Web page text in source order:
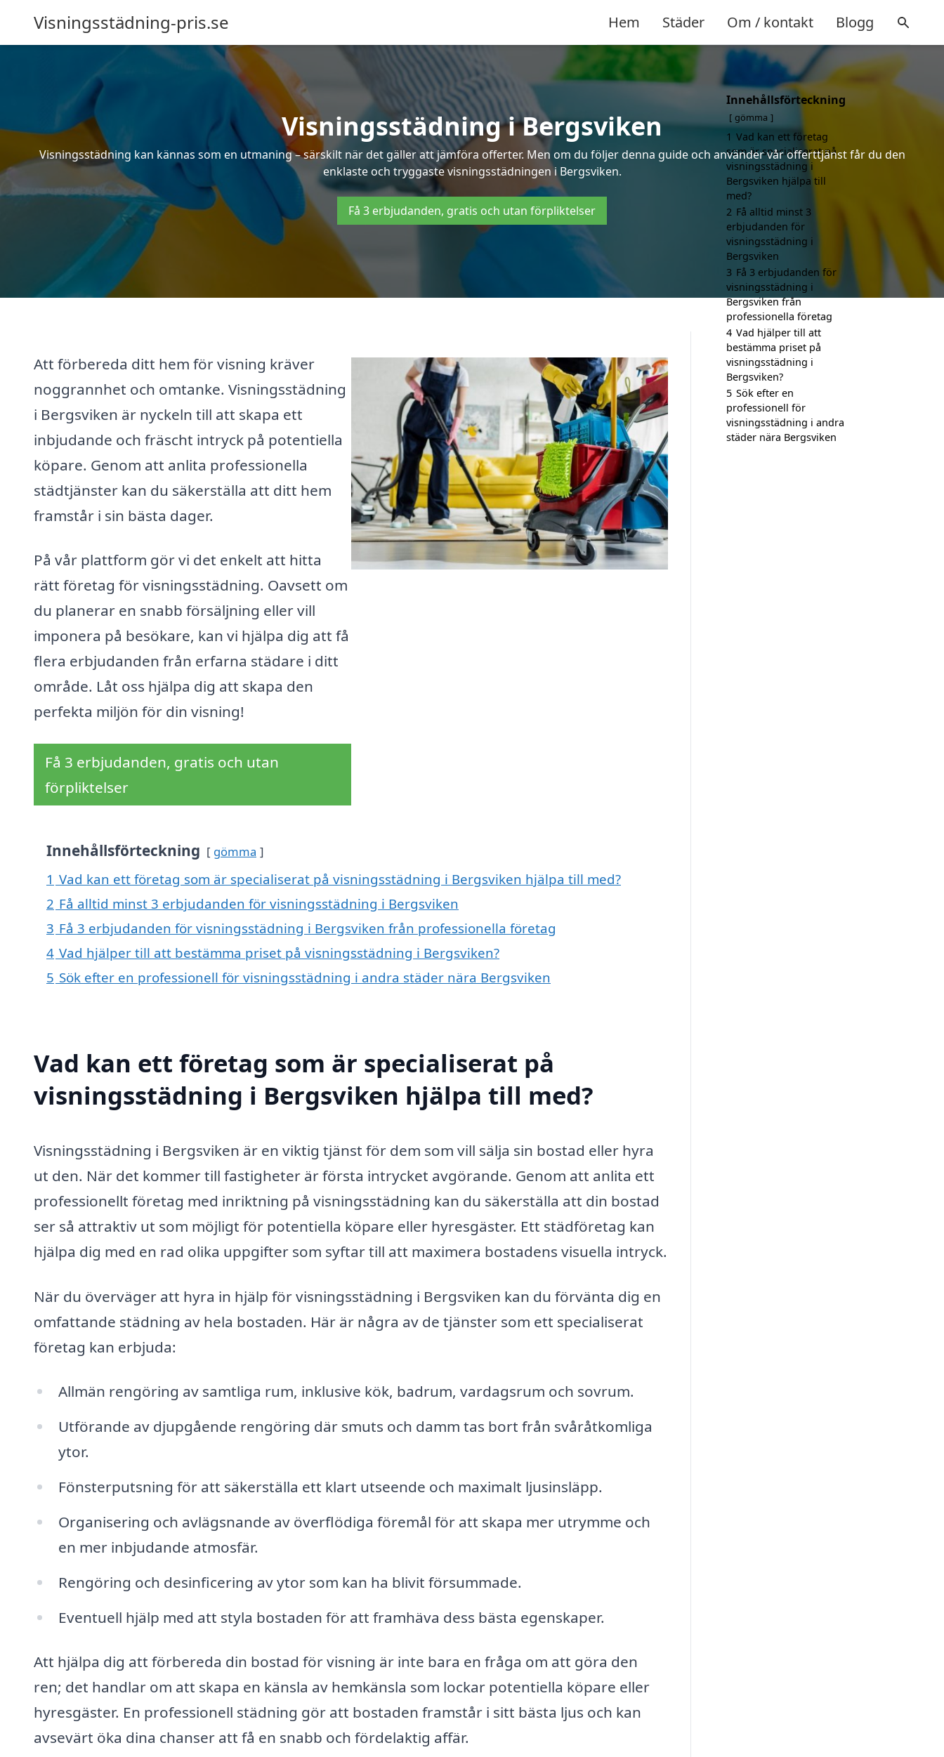
Visningsstädning-pris.se Hem Städer Om / kontakt Blogg
Visningsstädning i Bergsviken
Visningsstädning kan kännas som en utmaning – särskilt när det gäller att jämföra offerter. Men om du följer denna guide och använder vår offerttjänst får du den
enklaste och tryggaste visningsstädningen i Bergsviken.
Få 3 erbjudanden, gratis och utan förpliktelser
Att förbereda ditt hem för visning kräver
noggrannhet och omtanke. Visningsstädning
i Bergsviken är nyckeln till att skapa ett
inbjudande och fräscht intryck på potentiella
köpare. Genom att anlita professionella
städtjänster kan du säkerställa att ditt hem
framstår i sin bästa dager.
På vår plattform gör vi det enkelt att hitta
rätt företag för visningsstädning. Oavsett om
du planerar en snabb försäljning eller vill
imponera på besökare, kan vi hjälpa dig att få
flera erbjudanden från erfarna städare i ditt
område. Låt oss hjälpa dig att skapa den
perfekta miljön för din visning!
Få 3 erbjudanden, gratis och utan
förpliktelser
Innehållsförteckning gömma
1 Vad kan ett företag som är specialiserat på visningsstädning i Bergsviken hjälpa till med?
2 Få alltid minst 3 erbjudanden för visningsstädning i Bergsviken
3 Få 3 erbjudanden för visningsstädning i Bergsviken från professionella företag
4 Vad hjälper till att bestämma priset på visningsstädning i Bergsviken?
5 Sök efter en professionell för visningsstädning i andra städer nära Bergsviken
Vad kan ett företag som är specialiserat på
visningsstädning i Bergsviken hjälpa till med?
Visningsstädning i Bergsviken är en viktig tjänst för dem som vill sälja sin bostad eller hyra
ut den. När det kommer till fastigheter är första intrycket avgörande. Genom att anlita ett
professionellt företag med inriktning på visningsstädning kan du säkerställa att din bostad
ser så attraktiv ut som möjligt för potentiella köpare eller hyresgäster. Ett städföretag kan
hjälpa dig med en rad olika uppgifter som syftar till att maximera bostadens visuella intryck.
När du överväger att hyra in hjälp för visningsstädning i Bergsviken kan du förvänta dig en
omfattande städning av hela bostaden. Här är några av de tjänster som ett specialiserat
företag kan erbjuda:
Allmän rengöring av samtliga rum, inklusive kök, badrum, vardagsrum och sovrum.
Utförande av djupgående rengöring där smuts och damm tas bort från svåråtkomliga
ytor.
Fönsterputsning för att säkerställa ett klart utseende och maximalt ljusinsläpp.
Organisering och avlägsnande av överflödiga föremål för att skapa mer utrymme och
en mer inbjudande atmosfär.
Rengöring och desinficering av ytor som kan ha blivit försummade.
Eventuell hjälp med att styla bostaden för att framhäva dess bästa egenskaper.
Att hjälpa dig att förbereda din bostad för visning är inte bara en fråga om att göra den
ren; det handlar om att skapa en känsla av hemkänsla som lockar potentiella köpare eller
hyresgäster. En professionell städning gör att bostaden framstår i sitt bästa ljus och kan
avsevärt öka dina chanser att få en snabb och fördelaktig affär.
Innehållsförteckning
gömma
1 Vad kan ett företag
som är specialiserat på
visningsstädning i
Bergsviken hjälpa till
med?
2 Få alltid minst 3
erbjudanden för
visningsstädning i
Bergsviken
3 Få 3 erbjudanden för
visningsstädning i
Bergsviken från
professionella företag
4 Vad hjälper till att
bestämma priset på
visningsstädning i
Bergsviken?
5 Sök efter en
professionell för
visningsstädning i andra
städer nära Bergsviken